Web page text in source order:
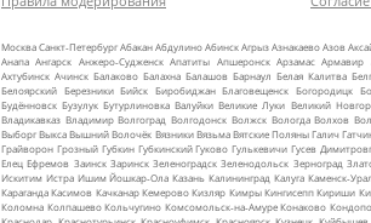
МоскваСанкт‑ПетербургАбаканАбдулиноАбинскАгрызАзнакаевоАзов
Анапа Ангарск Анжеро‑Судженск Апатиты Апшеронск Арзамас Армавир
Ахтубинск Ачинск Балаково Балахна Балашов Барнаул Белая Калитва
Белоярский Березники Бийск Биробиджан Благовещенск Богородицк
Будённовск Бузулук Бутурлиновка Валуйки Великие Луки Великий
Владикавказ Владимир Волгоград Волгодонск Волжск Вологда Волхов
ВыборгВыкса Вышний Волочёк Вязники Вязьма Вятские Поляны Галич
Грайворон Грозный Губкин Губкинский Гуково Гулькевичи Гусев
Елец Ефремов Заинск Заринск Зеленоградск Зеленодольск Зерноград
Искитим Истра Ишим Йошкар‑Ола Казань Калининград Калуга
Караганда Касимов Качканар Кемерово Кизляр Кимры Кингисепп Кириши
Коломна Колпашево Кольчугино Комсомольск‑на‑Амуре Конаково